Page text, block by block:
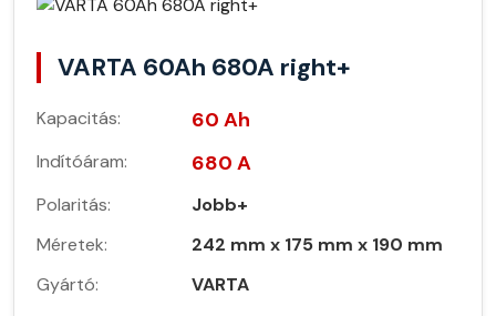
VARTA 60Ah 680A right+
Kapacitás: 60 Ah
Indítóáram: 680 A
Polaritás:
Jobb+
Méretek:
242 mm x 175 mm x 190 mm
Gyártó:
VARTA